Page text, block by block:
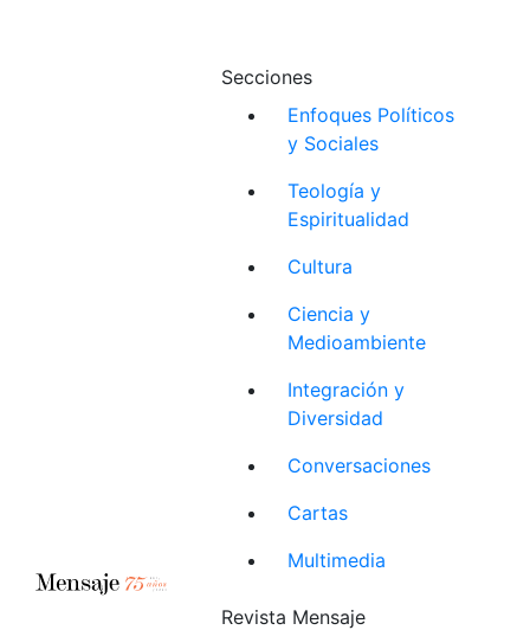
Secciones
Enfoques Políticos
y Sociales
Teología y
Espiritualidad
Cultura
Ciencia y
Medioambiente
Integración y
Diversidad
Conversaciones
Cartas
Multimedia
Revista Mensaje